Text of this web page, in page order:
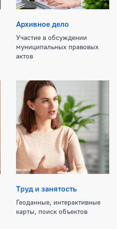
Архивное дело
Участие в обсуждении
муниципальных правовых
актов
Труд и занятость
Геоданные, интерактивные
карты, поиск объектов